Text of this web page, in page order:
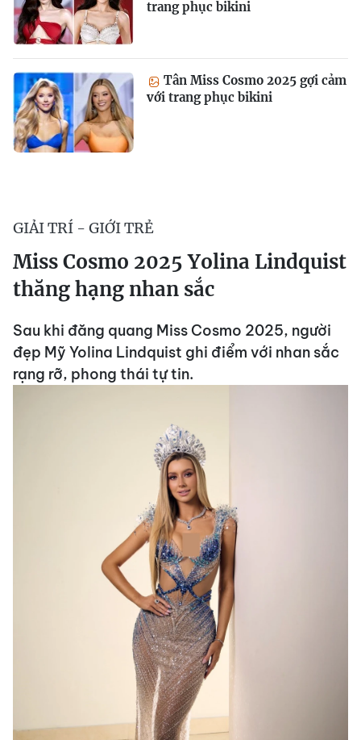
trang phục bikini
Tân Miss Cosmo 2025 gợi cảm
với trang phục bikini
GIẢI TRÍ - GIỚI TRẺ
Miss Cosmo 2025 Yolina Lindquist
thăng hạng nhan sắc
Sau khi đăng quang Miss Cosmo 2025, người
đẹp Mỹ Yolina Lindquist ghi điểm với nhan sắc
rạng rỡ, phong thái tự tin.